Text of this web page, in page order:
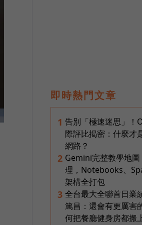
即時熱門文章
1 告別「極速迷思」！
際評比揭密：什麼才
網路？
2 Gemini完整教學地
理，Notebooks、
架構全打包
3 全台最大全聯首日業
篤昌：還會有更厲害
何把餐廳健身房都搬